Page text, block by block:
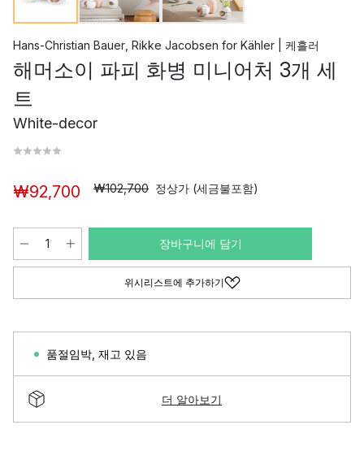
Hans-Christian Bauer Rikke Jacobsen for Kähler | 케흘러
해머소이 파피 화병 미니어처 3개 세
트
White-decor
₩92,700 ₩102,700 정상가 (세금불포함)
장바구니에 담기
위시리스트에 추가하기
품절임박 재고 있음
더 알아보기